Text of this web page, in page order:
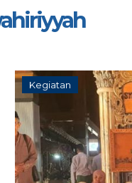
Kegiatan